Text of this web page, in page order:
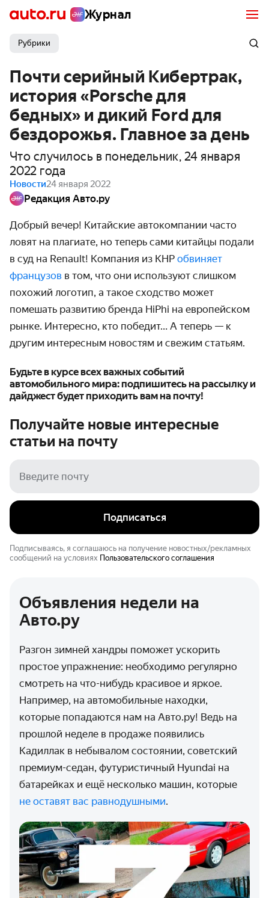
Журнал
Рубрики
Почти серийный Кибертрак,
история «Porsche для
бедных» и дикий Ford для
бездорожья. Главное за день
Что случилось в понедельник, 24 января
2022 года
Новости24 января 2022
Редакция Авто.ру
Добрый вечер! Китайские автокомпании часто
ловят на плагиате, но теперь сами китайцы подали
в суд на Renault! Компания из КНР обвиняет
французов в том, что они используют слишком
похожий логотип, а такое сходство может
помешать развитию бренда HiPhi на европейском
рынке. Интересно, кто победит… А теперь — к
другим интересным новостям и свежим статьям.
Будьте в курсе всех важных событий
автомобильного мира: подпишитесь на рассылку и
дайджест будет приходить вам на почту!
Получайте новые интересные
статьи на почту
Подписаться
Подписываясь, я соглашаюсь на получение новостных/рекламных
сообщений на условиях Пользовательского соглашения
Объявления недели на
Авто.ру
Разгон зимней хандры поможет ускорить
простое упражнение: необходимо регулярно
смотреть на что-нибудь красивое и яркое.
Например, на автомобильные находки,
которые попадаются нам на Авто.ру! Ведь на
прошлой неделе в продаже появились
Кадиллак в небывалом состоянии, советский
премиум-седан, футуристичный Hyundai на
батарейках и ещё несколько машин, которые
не оставят вас равнодушными.